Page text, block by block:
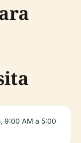
9:00 AM a 5:00